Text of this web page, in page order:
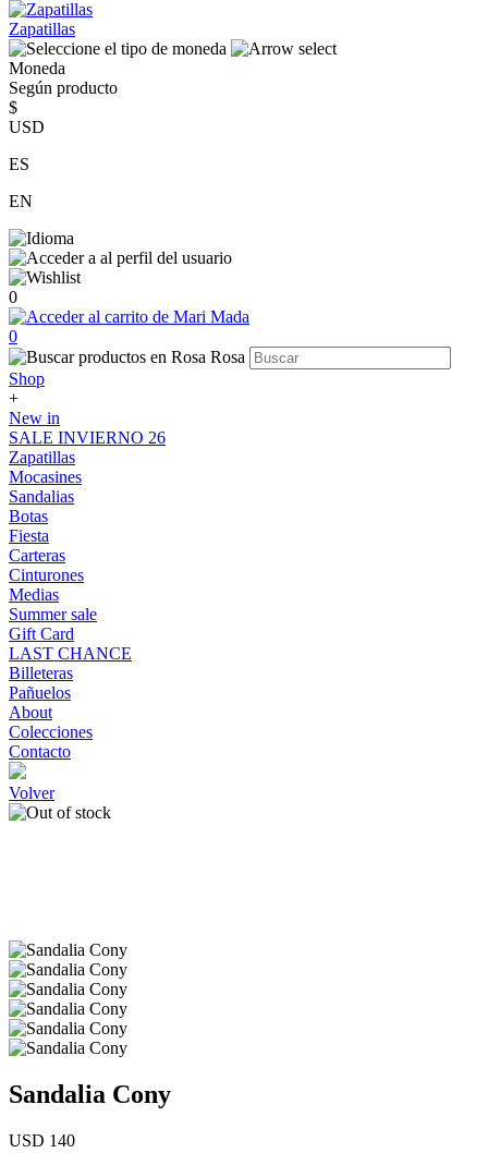
Zapatillas
Moneda
Según producto
$
USD
ES
EN
0
0
Shop
+
New in
SALE INVIERNO 26
Zapatillas
Mocasines
Sandalias
Botas
Fiesta
Carteras
Cinturones
Medias
Summer sale
Gift Card
LAST CHANCE
Billeteras
Pañuelos
About
Colecciones
Contacto
Volver
Sandalia Cony
USD 140